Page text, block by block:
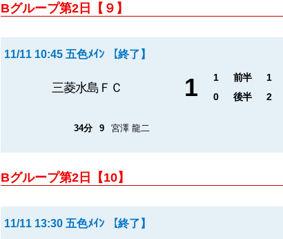
Bグループ第2日【９】
11/11 10:45 五色ﾒｲﾝ 【終了】
三菱水島ＦＣ 1 1 前半 1
0 後半 2
34分 9 宮澤 龍二
Bグループ第2日【10】
11/11 13:30 五色ﾒｲﾝ 【終了】